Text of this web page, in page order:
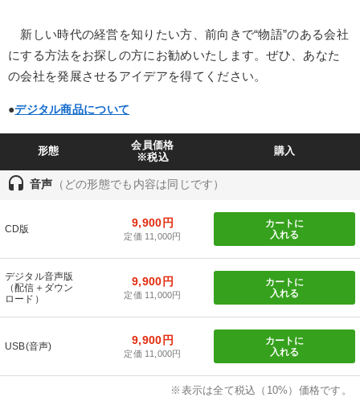
経営者のための《音声・動画で学ぶ》講演シリーズ
【最新刊】時代を超える経営150の言葉＋社長のスピーチ・話材
《強い財務を実践する経営者》講話４選
売上直結の営業力や販売力を獲得する
目的別
発想力を磨きたい 経営体系を学びたい
新しい時代の経営を知りたい方、前向きで“物語”のある会社
にする方法をお探しの方にお勧めいたします。ぜひ、あなた
の会社を発展させるアイデアを得てください。
●デジタル商品について
形態
会員価格
※税込
購入
headset 音声 （どの形態でも内容は同じです）
CD版 9,900円
定価 11,000円
カートに
入れる
デジタル音声版
（配信＋ダウン
ロード）
9,900円
定価 11,000円
カートに
入れる
USB(音声) 9,900円
定価 11,000円
カートに
入れる
※表示は全て税込（10%）価格です。